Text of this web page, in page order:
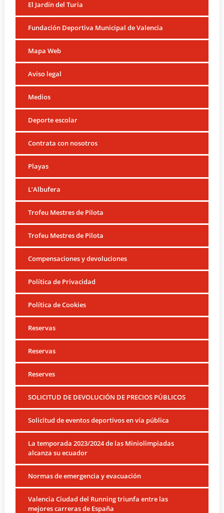
El Jardín del Turia
Fundación Deportiva Municipal de Valencia
Mapa Web
Aviso legal
Medios
Deporte escolar
Contrata con nosotros
Playas
L’Albufera
Trofeu Mestres de Pilota
Trofeu Mestres de Pilota
Compensaciones y devoluciones
Política de Privacidad
Política de Cookies
Reservas
Reservas
Reserves
SOLICITUD DE DEVOLUCIÓN DE PRECIOS PÚBLICOS
Solicitud de eventos deportivos en vía pública
La temporada 2023/2024 de las Miniolimpiadas
alcanza su ecuador
Normas de emergencia y evacuación
Valencia Ciudad del Running triunfa entre las
mejores carreras de España